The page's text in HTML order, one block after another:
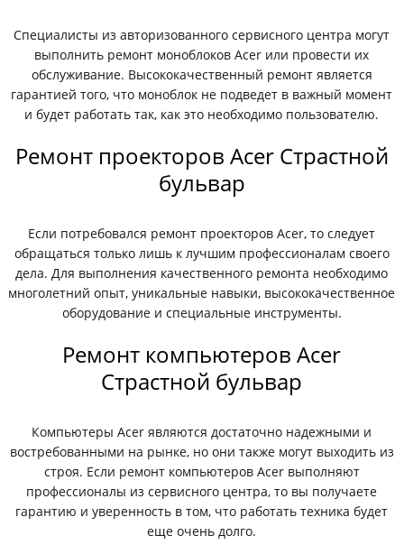
Специалисты из авторизованного сервисного центра могут
выполнить ремонт моноблоков Acer или провести их
обслуживание. Высококачественный ремонт является
гарантией того, что моноблок не подведет в важный момент
и будет работать так, как это необходимо пользователю.
Ремонт проекторов Acer Страстной
бульвар
Если потребовался ремонт проекторов Acer, то следует
обращаться только лишь к лучшим профессионалам своего
дела. Для выполнения качественного ремонта необходимо
многолетний опыт, уникальные навыки, высококачественное
оборудование и специальные инструменты.
Ремонт компьютеров Acer
Страстной бульвар
Компьютеры Acer являются достаточно надежными и
востребованными на рынке, но они также могут выходить из
строя. Если ремонт компьютеров Acer выполняют
профессионалы из сервисного центра, то вы получаете
гарантию и уверенность в том, что работать техника будет
еще очень долго.